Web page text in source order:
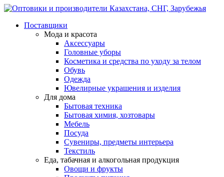
Поставщики
Мода и красота
Аксессуары
Головные уборы
Косметика и средства по уходу за телом
Обувь
Одежда
Ювелирные украшения и изделия
Для дома
Бытовая техника
Бытовая химия, хозтовары
Мебель
Посуда
Сувениры, предметы интерьера
Текстиль
Еда, табачная и алкогольная продукция
Овощи и фрукты